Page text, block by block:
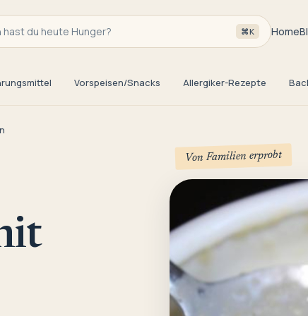
hast du heute Hunger? ⌘K Home
Vorspeisen/Snacks Allergiker-Rezepte
Von Familien erprobt